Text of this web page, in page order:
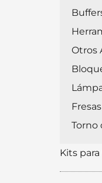
Otros
Torno
Kits